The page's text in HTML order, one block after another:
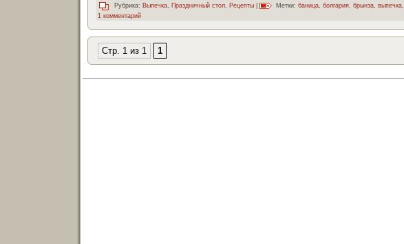
Рубрика: Выпечка, Праздничный стол, Рецепты Метки: баница, болгария, брынза, выпечка,
1 комментарий
Стр. 1 из 1 1